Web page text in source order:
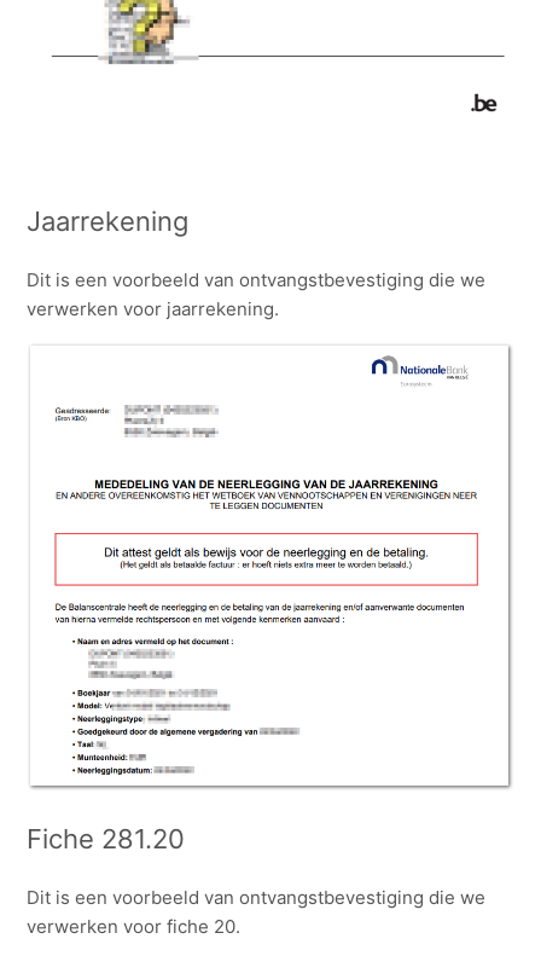
Jaarrekening
Dit is een voorbeeld van ontvangstbevestiging die we
verwerken voor jaarrekening.
Fiche 281.20
Dit is een voorbeeld van ontvangstbevestiging die we
verwerken voor fiche 20.